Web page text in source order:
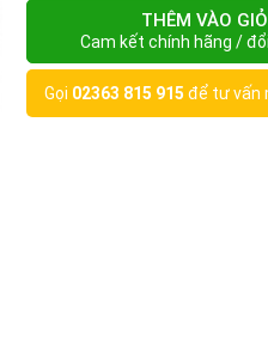
THÊM VÀO GIỎ
Cam kết chính hãng /
Gọi 02363 815 915 để tư vấn